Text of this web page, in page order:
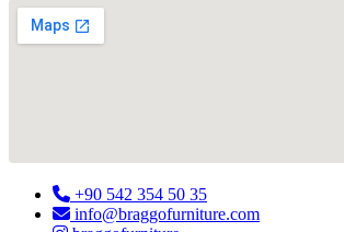
+90 542 354 50 35
info@braggofurniture.com